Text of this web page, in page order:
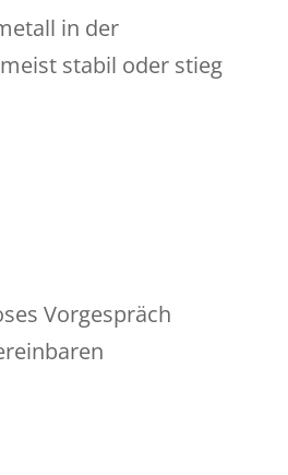
in der
stabil oder stieg
Vorgespräch